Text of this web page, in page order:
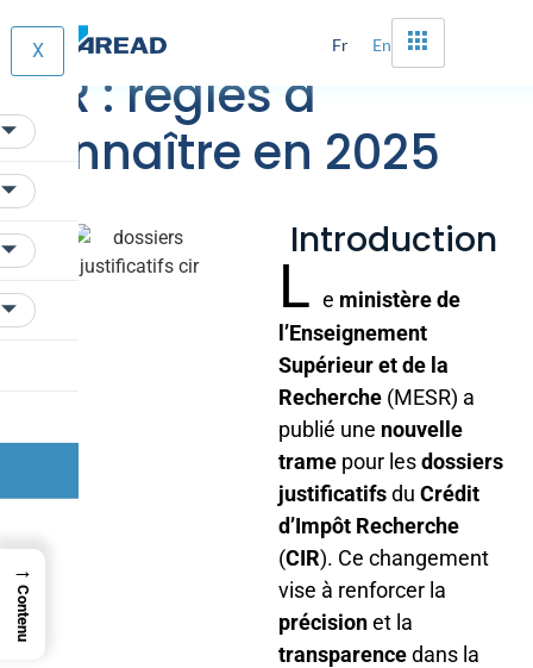
Fr En
X
Dossiers justificatifs
CIR : règles à
connaître en 2025
Introduction
L e ministère de
l’Enseignement
Supérieur et de la
Recherche (MESR) a
publié une nouvelle
trame pour lesdossiers
justificatifsdu Crédit
d’Impôt Recherche
(CIR). Ce changement
vise à renforcer la
précisionet la
transparencedans la
→
Contenu